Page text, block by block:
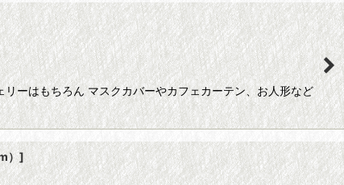
ーはもちろん マスクカバーやカフェカーテン、お人形など
）]